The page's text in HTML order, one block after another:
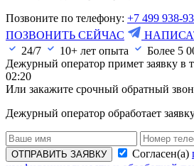
Позвоните по телефону: +7 499 938-
ПОЗВОНИТЬ СЕЙЧАС
24/7
10+ лет опыта Более 5
Дежурный оператор примет заявку в
02:20
Или закажите срочный обратный
Дежурный оператор обработает
ОТПРАВИТЬ ЗАЯВКУ Согласен(а)